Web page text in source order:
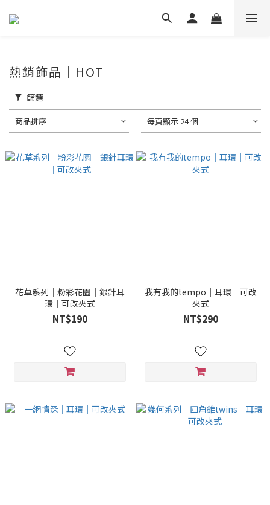
熱銷飾品｜HOT
篩選
商品排序 每頁顯示 24 個
花草系列｜粉彩花園｜銀針耳
環｜可改夾式
NT$190
我有我的tempo｜耳環｜可改
夾式
NT$290